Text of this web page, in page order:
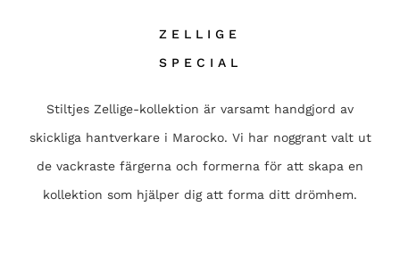
ZELLIGE
SPECIAL
Stiltjes Zellige-kollektion är varsamt handgjord av
skickliga hantverkare i Marocko. Vi har noggrant valt ut
de vackraste färgerna och formerna för att skapa en
kollektion som hjälper dig att forma ditt drömhem.